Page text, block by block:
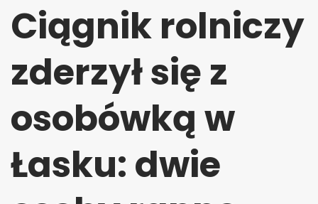
Ciągnik rolniczy
zderzył się z
osobówką w
Łasku: dwie